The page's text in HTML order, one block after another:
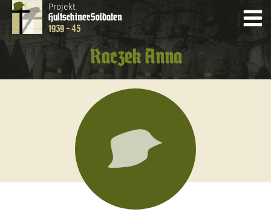
Projekt
HultschinerSoldaten
1939 - 45
Raczek Anna